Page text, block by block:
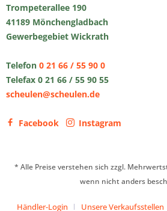
Trompeterallee 190
41189 Mönchengladbach
Gewerbegebiet Wickrath
Telefon 0 21 66 / 55 90 0
Telefax 0 21 66 / 55 90 55
scheulen@scheulen.de
Facebook Instagram
* Alle Preise verstehen sich zzgl.
wenn nicht anders
Händler-Login Unsere Verkaufsstellen